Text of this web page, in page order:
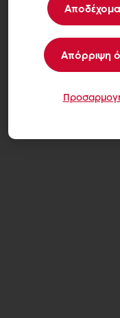
Aπόρριψη